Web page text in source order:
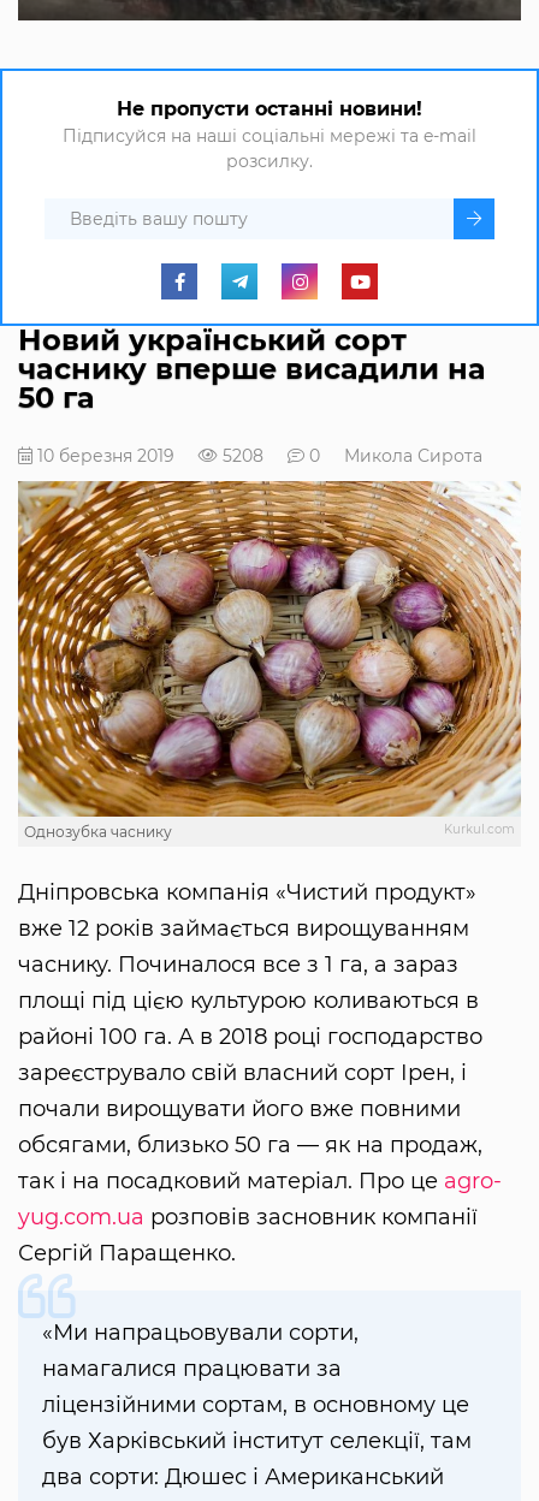
Не пропусти останні новини!
Підписуйся на наші соціальні мережі та e-mail
розсилку.
Новий український сорт
часнику вперше висадили на
50 га
10 березня 2019 5208 0 Микола Сирота
Kurkul.com
Однозубка часнику
Дніпровська компанія «Чистий продукт»
вже 12 років займається вирощуванням
часнику. Починалося все з 1 га, а зараз
площі під цією культурою коливаються в
районі 100 га. А в 2018 році господарство
зареєструвало свій власний сорт Ірен, і
почали вирощувати його вже повними
обсягами, близько 50 га — як на продаж,
так і на посадковий матеріал. Про це agro-
yug.com.ua розповів засновник компанії
Сергій Паращенко.
«Ми напрацьовували сорти,
намагалися працювати за
ліцензійними сортам, в основному це
був Харківський інститут селекції, там
два сорти: Дюшес і Американський